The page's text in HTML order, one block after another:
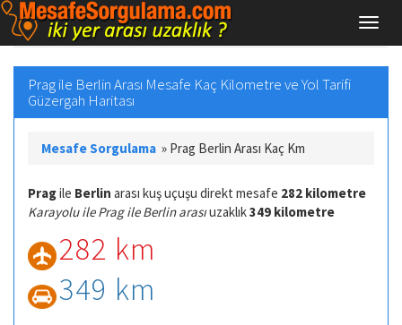
Prag ile Berlin Arası Mesafe Kaç Kilometre ve Yol Tarifi
Güzergah Haritası
Mesafe Sorgulama » Prag Berlin Arası Kaç Km
Pragile Berlin arası kuş uçuşu direkt mesafe 282 kilometre
Karayolu ile Prag ile Berlin arasıuzaklık349 kilometre
282 km
349 km